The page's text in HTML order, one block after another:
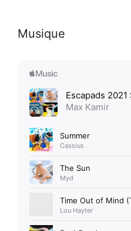
Musique